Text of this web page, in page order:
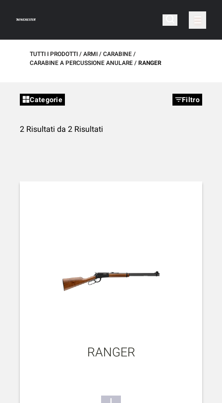
TUTTI I PRODOTTI ARMI
CARABINE
CARABINE A PERCUSSIONE ANULARE
RANGER
Categorie Filtro
2 Risultati da 2 Risultati
RANGER